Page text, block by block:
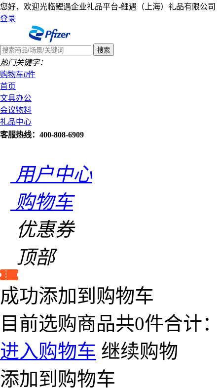
您好，欢迎光临鲤遇企业礼品平台-鲤遇（上海）礼品有限公司
登录
热门关键字：
购物车0件
首页
文具办公
会议物料
礼品中心
客服热线：400-808-6909
用户中心
购物车
优惠券
顶部
成功添加到购物车
目前选购商品共0件合计：
进入购物车 继续购物
添加到购物车